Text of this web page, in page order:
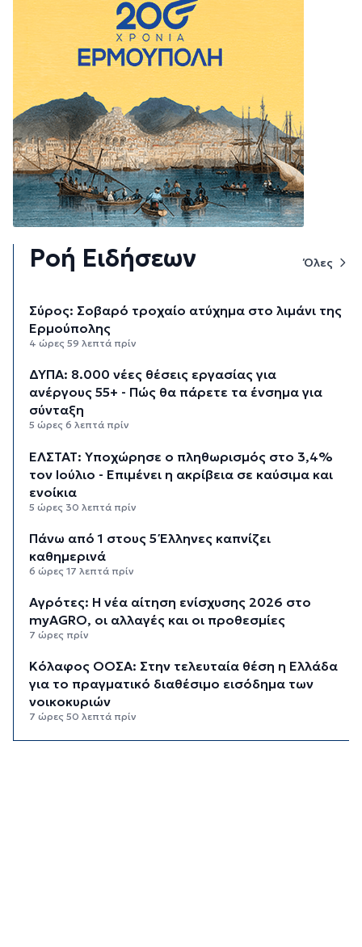
Ροή Ειδήσεων Όλες
Σύρος: Σοβαρό τροχαίο ατύχημα στο λιμάνι της
Ερμούπολης
4 ώρες 59 λεπτά πρίν
ΔΥΠΑ: 8.000 νέες θέσεις εργασίας για
ανέργους 55+ - Πώς θα πάρετε τα ένσημα για
σύνταξη
5 ώρες 6 λεπτά πρίν
ΕΛΣΤΑΤ: Υποχώρησε ο πληθωρισμός στο 3,4%
τον Ιούλιο - Επιμένει η ακρίβεια σε καύσιμα και
ενοίκια
5 ώρες 30 λεπτά πρίν
Πάνω από 1 στους 5 Έλληνες καπνίζει
καθημερινά
6 ώρες 17 λεπτά πρίν
Αγρότες: Η νέα αίτηση ενίσχυσης 2026 στο
myAGRO, οι αλλαγές και οι προθεσμίες
7 ώρες πρίν
Κόλαφος ΟΟΣΑ: Στην τελευταία θέση η Ελλάδα
για το πραγματικό διαθέσιμο εισόδημα των
νοικοκυριών
7 ώρες 50 λεπτά πρίν